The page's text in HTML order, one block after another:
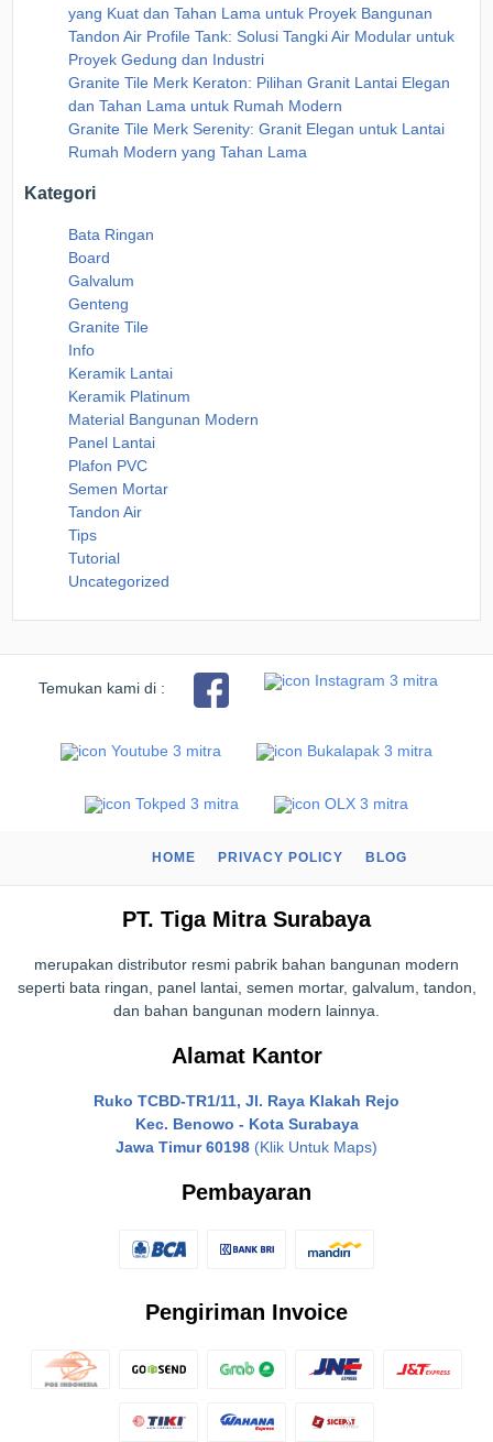
yang Kuat dan Tahan Lama untuk Proyek Bangunan
Tandon Air Profile Tank: Solusi Tangki Air Modular untuk
Proyek Gedung dan Industri
Granite Tile Merk Keraton: Pilihan Granit Lantai Elegan
dan Tahan Lama untuk Rumah Modern
Granite Tile Merk Serenity: Granit Elegan untuk Lantai
Rumah Modern yang Tahan Lama
Kategori
Bata Ringan
Board
Galvalum
Genteng
Granite Tile
Info
Keramik Lantai
Keramik Platinum
Material Bangunan Modern
Panel Lantai
Plafon PVC
Semen Mortar
Tandon Air
Tips
Tutorial
Uncategorized
Temukan kami di :
HOME PRIVACY POLICY BLOG
PT. Tiga Mitra Surabaya
merupakan distributor resmi pabrik bahan bangunan modern
seperti bata ringan, panel lantai, semen mortar, galvalum, tandon,
dan bahan bangunan modern lainnya.
Alamat Kantor
Ruko TCBD-TR1/11, Jl. Raya Klakah Rejo
Kec. Benowo - Kota Surabaya
Jawa Timur 60198 (Klik Untuk Maps)
Pembayaran
Pengiriman Invoice